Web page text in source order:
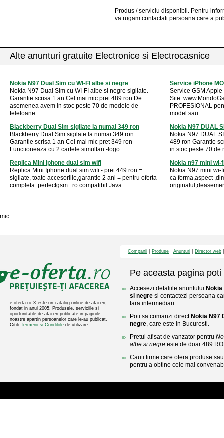
Produs / serviciu disponibil . Pentru
va rugam contactati persoana care a
Alte anunturi gratuite Electronice si Electrocasnice
Nokia N97 Dual Sim cu WI-FI albe si negre
Nokia N97 Dual Sim cu WI-FI albe si negre sigilate.
Garantie scrisa 1 an Cel mai mic pret 489 ron De
asemenea avem in stoc peste 70 de modele de
telefoane ...
Service iPhone
Service GSM
Site:
PROFESIONAL
model sau ...
Blackberry Dual Sim sigilate la numai 349 ron
Blackberry Dual Sim sigilate la numai 349 ron.
Garantie scrisa 1 an Cel mai mic pret 349 ron -
Functioneaza cu 2 cartele simultan -logo ...
Nokia N97 DUAL
Nokia N97 DUAL
489 ron Garantie
in stoc peste 70 de
Replica Mini Iphone dual sim wifi
Replica Mini Iphone dual sim wifi - pret 449 ron =
sigilate, toate accesoriile,garantie 2 ani = pentru oferta
completa: perfectgsm . ro compatibil Java ...
Nokia n97 mini
Nokia N97 mini
ca forma,aspect
mic
e-oferta.ro ® este un catalog online de afaceri,
fondat in anul 2005. Produsele, serviciile si
oportunitatile de afaceri publicate in paginile
noastre apartin persoanelor care le-au publicat.
Cititi Termenii si Conditiile de utilizare.
Companii Produse Anunturi Director web
Pe aceasta pagina poti
Accesezi detaliile anuntului Nokia
si negre si contactezi persoana
fara intermediari.
Poti sa comanzi direct Nokia N97
negre, care este in Bucuresti.
Pretul afisat de vanzator pentru
albe si negre este de doar 489
Cauti firme care ofera produse
pentru a obtine cele mai